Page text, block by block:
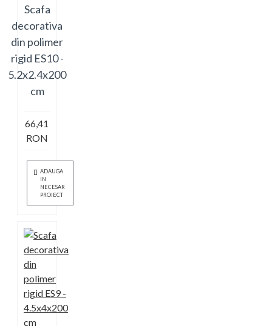
Scafa
decorativa
din polimer
rigid ES10 -
5.2x2.4x200
cm
66,41
RON
ADAUGA
IN
NECESAR
PROIECT